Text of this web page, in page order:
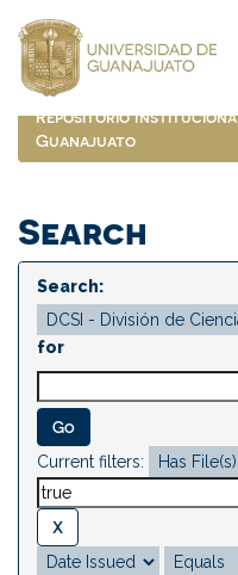
navigation
Repositorio
Guanajuato
Search
Search:
for
Current filters: